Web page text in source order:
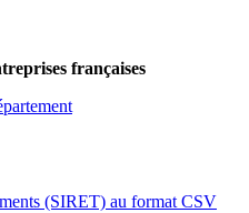
françaises
(SIRET) au format CSV